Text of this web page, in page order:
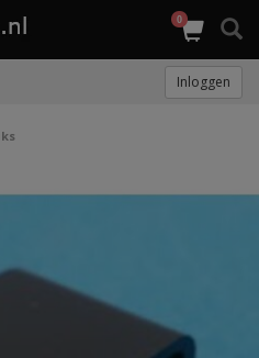
0
Inloggen